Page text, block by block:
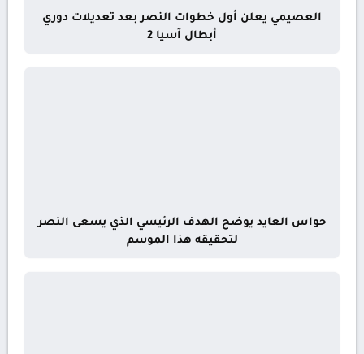
العصيمي يعلن أول خطوات النصر بعد تعديلات دوري
أبطال آسيا 2
حواس العايد يوضح الهدف الرئيسي الذي يسعى النصر
لتحقيقه هذا الموسم